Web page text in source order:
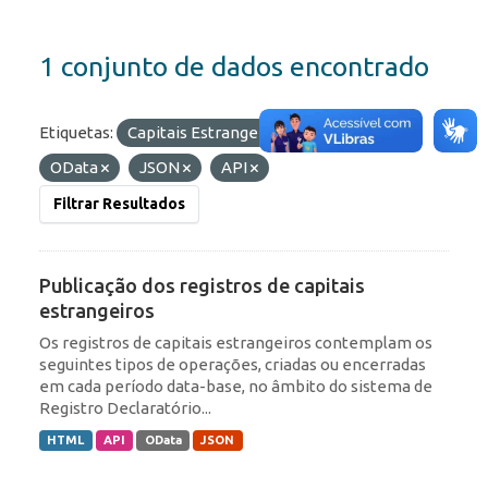
1 conjunto de dados encontrado
Etiquetas: Capitais Estrangeiros
Formatos:
OData
JSON API
Filtrar Resultados
Publicação dos registros de capitais
estrangeiros
Os registros de capitais estrangeiros contemplam os
seguintes tipos de operações, criadas ou encerradas
em cada período data-base, no âmbito do sistema de
Registro Declaratório...
HTML API OData JSON